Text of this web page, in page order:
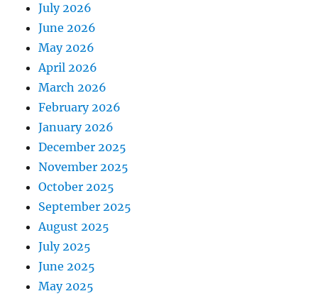
July 2026
June 2026
May 2026
April 2026
March 2026
February 2026
January 2026
December 2025
November 2025
October 2025
September 2025
August 2025
July 2025
June 2025
May 2025